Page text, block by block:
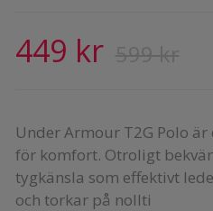
449 kr
Under Armour T2G Polo
för komfort. Otroligt
tygkänsla som effektivt
och torkar på nollti